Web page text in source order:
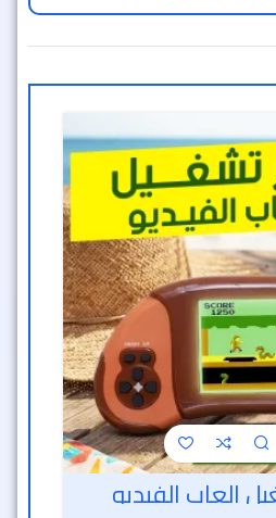
العاب الفيديو